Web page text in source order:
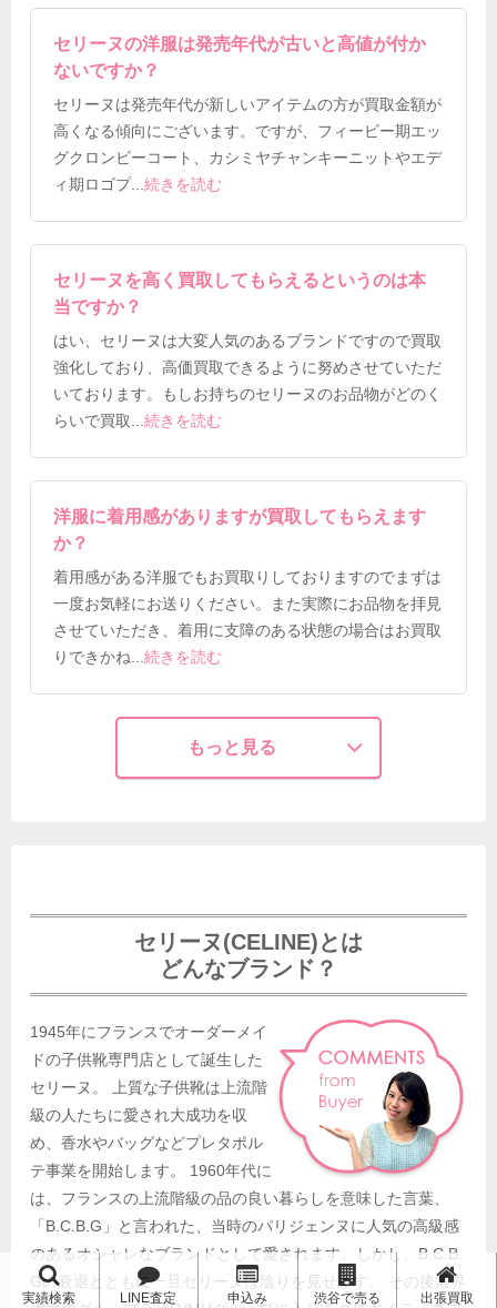
セリーヌの洋服は発売年代が古いと高値が付か
ないですか？
セリーヌは発売年代が新しいアイテムの方が買取金額が
高くなる傾向にございます。ですが、フィービー期エッ
グクロンビーコート、カシミヤチャンキーニットやエデ
ィ期ロゴプ...続きを読む
セリーヌを高く買取してもらえるというのは本
当ですか？
はい、セリーヌは大変人気のあるブランドですので買取
強化しており、高価買取できるように努めさせていただ
いております。もしお持ちのセリーヌのお品物がどのく
らいで買取
...続きを読む
洋服に着用感がありますが買取してもらえます
か？
着用感がある洋服でもお買取りしておりますのでまずは
一度お気軽にお送りください。また実際にお品物を拝見
させていただき、着用に支障のある状態の場合はお買取
りできかね ...続きを読む
もっと見る
セリーヌ(CELINE)とは
どんなブランド？
1945年にフランスでオーダーメイ
ドの子供靴専門店として誕生した
セリーヌ。 上質な子供靴は上流階
級の人たちに愛され大成功を収
め、香水やバッグなどプレタポル
テ事業を開始します。 1960年代に
は、フランスの上流階級の品の良い暮らしを意味した言葉、
「B.C.B.G」と言われた、当時のパリジェンヌに人気の高級感
のあるオシャレなブランドとして愛されます。しかし、B.C.B.
Gの衰退とともに一旦セリーヌは陰りを見せます。 その後業界
実績検索 LINE査定 申込み 渋谷で売る 出張買取